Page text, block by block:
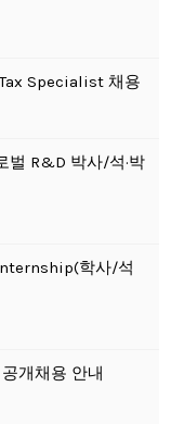
Specialist 채용
벌 R&D 박사/석·박
학사/석
개채용 안내